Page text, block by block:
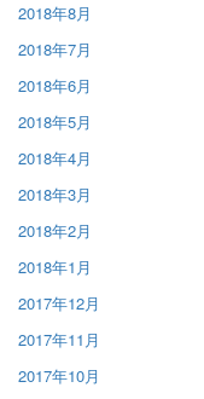
2018年8月
2018年7月
2018年6月
2018年5月
2018年4月
2018年3月
2018年2月
2018年1月
2017年12月
2017年11月
2017年10月